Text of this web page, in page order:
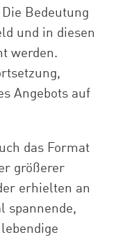
Bedeutung
und in diesen
werden.
Angebots auf
das Format
größerer
erhielten an
spannende,